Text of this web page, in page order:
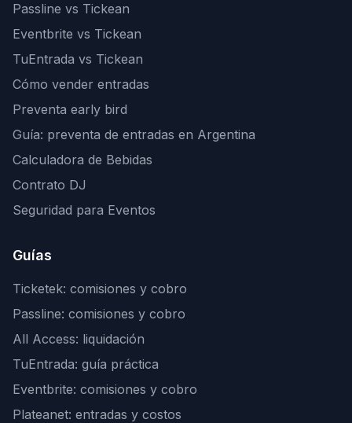
Passline vs Tickean
Eventbrite vs Tickean
TuEntrada vs Tickean
Cómo vender entradas
Preventa early bird
Guía: preventa de entradas en Argentina
Calculadora de Bebidas
Contrato DJ
Seguridad para Eventos
Guías
Ticketek: comisiones y cobro
Passline: comisiones y cobro
All Access: liquidación
TuEntrada: guía práctica
Eventbrite: comisiones y cobro
Plateanet: entradas y costos